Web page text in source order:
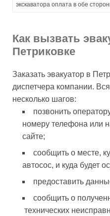
экскаватора оплата в обе
Как вызвать
Петриковке
Заказать эвакуатор в
диспетчера компании.
несколько шагов:
позвонить
номеру телефона или
сайте;
сообщить о месте,
автосос, и куда будет
предоставить
сообщить о
технических